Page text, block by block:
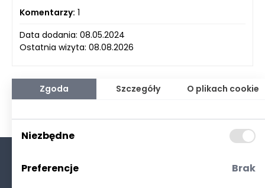
Komentarzy: 1
Data dodania: 08.05.2024
Ostatnia wizyta: 08.08.2026
Zgoda Szczegóły O plikach cookie
Niezbędne
Preferencje Brak